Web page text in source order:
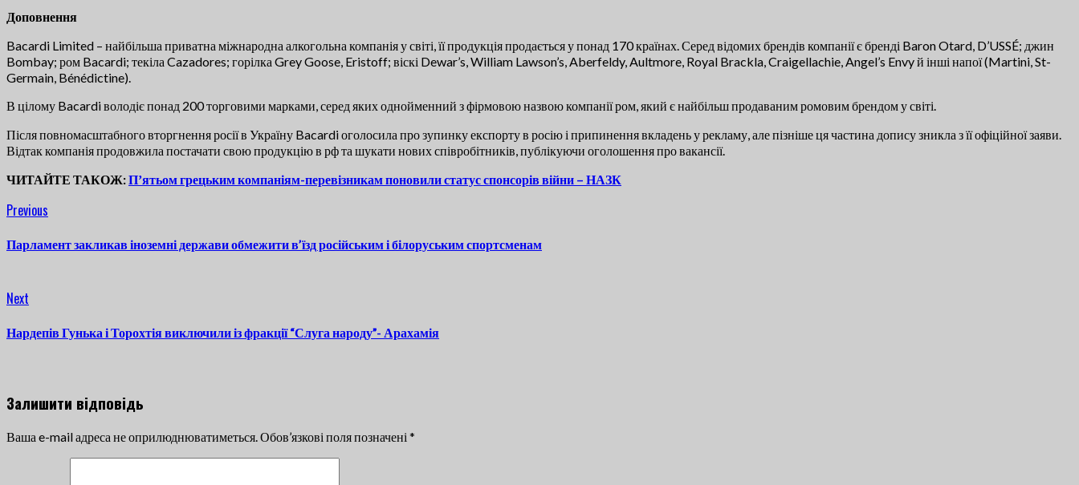
Доповнення
Bacardi Limited – найбільша приватна міжнародна алкогольна компанія у світі, її продукція продається у понад 170 країнах. Серед відомих брендів компанії є бренді Baron Otard, D’USSÉ; джин
Bombay; ром Bacardi; текіла Cazadores; горілка Grey Goose, Eristoff; віскі Dewar’s, William Lawson’s, Aberfeldy, Aultmore, Royal Brackla, Craigellachie, Angel’s Envy й інші напої (Martini, St-
Germain, Bénédictine).
В цілому Bacardi володіє понад 200 торговими марками, серед яких однойменний з фірмовою назвою компанії ром, який є найбільш продаваним ромовим брендом у світі.
Після повномасштабного вторгнення росії в Україну Bacardi оголосила про зупинку експорту в росію і припинення вкладень у рекламу, але пізніше ця частина допису зникла з її офіційної заяви.
Відтак компанія продовжила постачати свою продукцію в рф та шукати нових співробітників, публікуючи оголошення про вакансії.
ЧИТАЙТЕ ТАКОЖ:Пʼятьом грецьким компаніям-перевізникам поновили статус спонсорів війни – НАЗК
Continue
Reading
Previous
Парламент закликав іноземні держави обмежити в’їзд російським і білоруським спортсменам
Next
Нардепів Гунька і Торохтія виключили із фракції “Слуга народу”- Арахамія
Залишити відповідь
Ваша e-mail адреса не оприлюднюватиметься.Обов’язкові поля позначені *